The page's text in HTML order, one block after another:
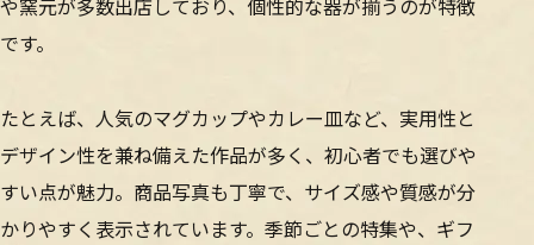
や窯元が多数出店しており、個性的な器が揃うのが特徴
です。
たとえば、人気のマグカップやカレー皿など、実用性と
デザイン性を兼ね備えた作品が多く、初心者でも選びや
すい点が魅力。商品写真も丁寧で、サイズ感や質感が分
かりやすく表示されています。季節ごとの特集や、ギフ